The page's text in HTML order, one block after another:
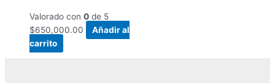
Valorado con 0 de 5
$650,000.00
Añadir al
carrito